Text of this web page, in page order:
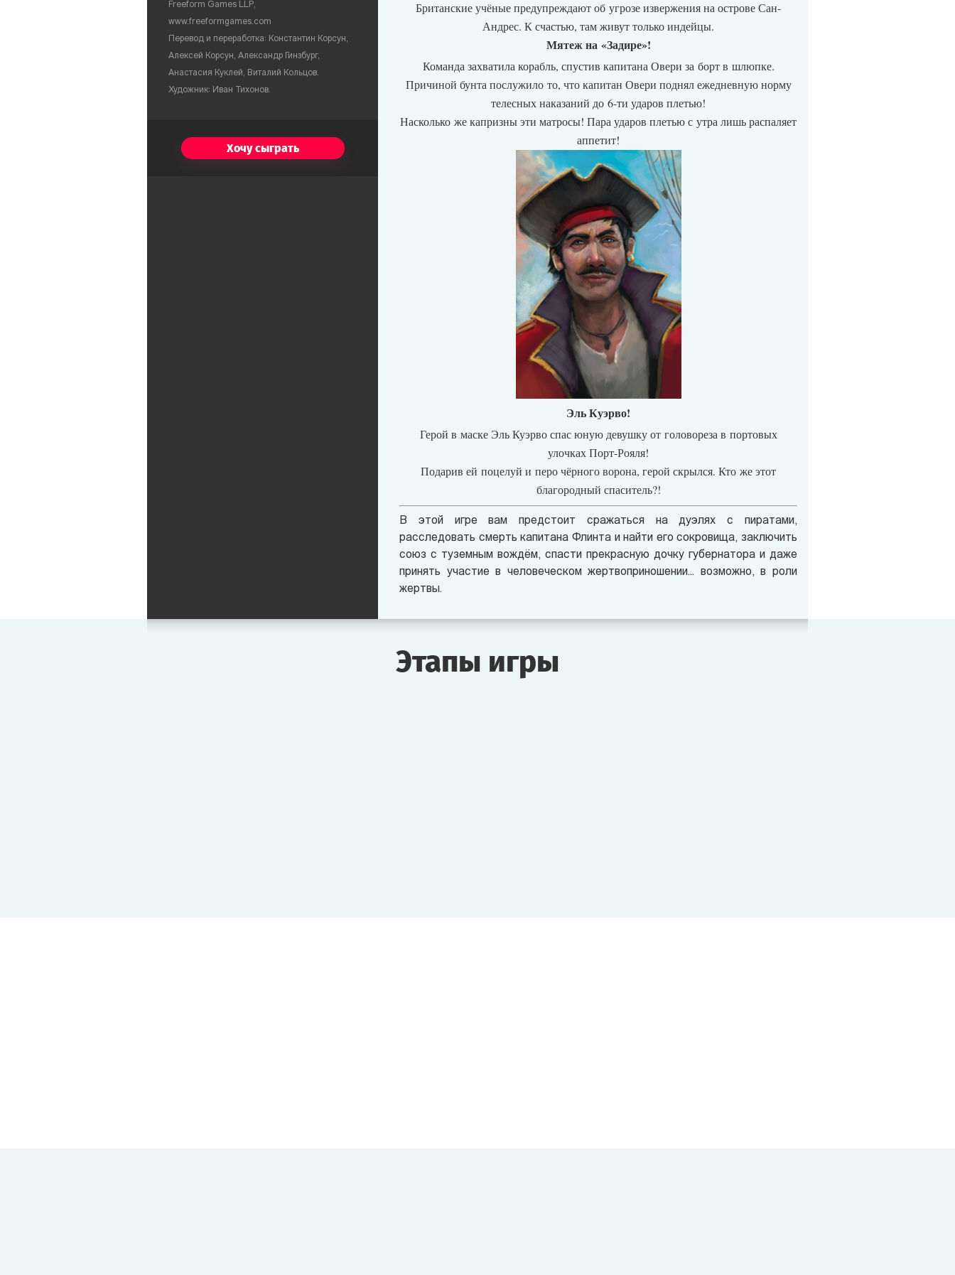
Freeform Games LLP,
www.freeformgames.com
Перевод и переработка: Константин Корсун,
Алексей Корсун, Александр Гинзбург,
Анастасия Куклей, Виталий Кольцов.
Художник: Иван Тихонов.
Хочу сыграть
Британские учёные предупреждают об угрозе извержения на острове Сан-
Андрес. К счастью, там живут только индейцы.
Мятеж на «Задире»!
Команда захватила корабль, спустив капитана Овери за борт в шлюпке.
Причиной бунта послужило то, что капитан Овери поднял ежедневную норму
телесных наказаний до 6-ти ударов плетью!
Насколько же капризны эти матросы! Пара ударов плетью с утра лишь распаляет
аппетит!
Эль Куэрво!
Герой в маске Эль Куэрво спас юную девушку от головореза в портовых
улочках Порт-Рояля!
Подарив ей поцелуй и перо чёрного ворона, герой скрылся. Кто же этот
благородный спаситель?!
В этой игре вам предстоит сражаться на дуэлях с пиратами,
расследовать смерть капитана Флинта и найти его сокровища, заключить
союз с туземным вождём, спасти прекрасную дочку губернатора и даже
принять участие в человеческом жертвоприношении... возможно, в роли
жертвы.
Этапы игры